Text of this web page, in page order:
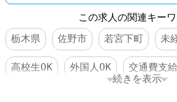
この求人の関連キー
栃木県
佐野市 若宮下町 未
高校生OK 外国人OK 交通費支給
車・
続きを表示